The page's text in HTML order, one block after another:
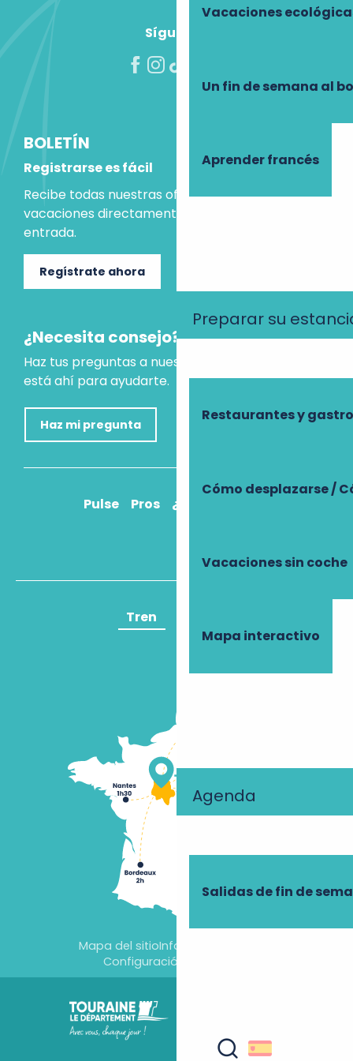
Vacaciones
Un fin de semana al
Aprender francés
Preparar su
Restaurantes y
Cómo desplazarse /
Vacaciones sin coche
Mapa interactivo
Agenda
Salidas de fin de
Síguenos
BOLETÍN
Registrarse es fácil
Recibe todas nuestras ofertas e ideas para las
vacaciones directamente en tu bandeja de
entrada.
Regístrate ahora
¿Necesita consejo?
Haz tus preguntas a nuestro asistente virtual, que
está ahí para ayudarte.
Haz mi pregunta
Pulse Pros ¿Cómo llegar?
Tren
Mapa del sitioInformación jurídica
Configuración de cookies